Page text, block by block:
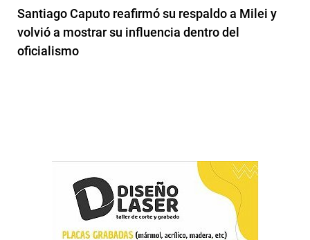
Santiago Caputo reafirmó su respaldo a Milei y
volvió a mostrar su influencia dentro del
oficialismo